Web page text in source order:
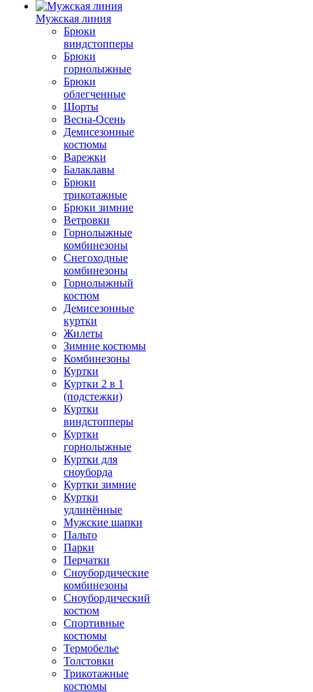
Мужская линия
Брюки
виндстопперы
Брюки
горнолыжные
Брюки
облегченные
Шорты
Весна-Осень
Демисезонные
костюмы
Варежки
Балаклавы
Брюки
трикотажные
Брюки зимние
Ветровки
Горнолыжные
комбинезоны
Снегоходные
комбинезоны
Горнолыжный
костюм
Демисезонные
куртки
Жилеты
Зимние костюмы
Комбинезоны
Куртки
Куртки 2 в 1
(подстежки)
Куртки
виндстопперы
Куртки
горнолыжные
Куртки для
сноуборда
Куртки зимние
Куртки
удлинённые
Мужские шапки
Пальто
Парки
Перчатки
Сноубордические
комбинезоны
Сноубордический
костюм
Спортивные
костюмы
Термобелье
Толстовки
Трикотажные
костюмы